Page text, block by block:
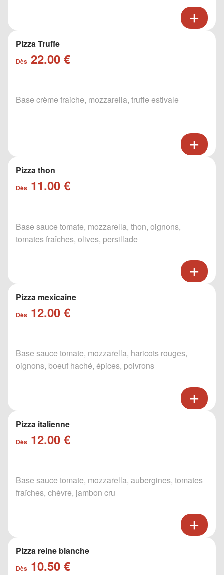
Pizza Truffe
Dès 22.00 €
Base crème fraiche, mozzarella, truffe estivale
Pizza thon
Dès 11.00 €
Base sauce tomate, mozzarella, thon, oignons,
tomates fraîches, olives, persillade
Pizza mexicaine
Dès 12.00 €
Base sauce tomate, mozzarella, haricots rouges,
oignons, boeuf haché, épices, poivrons
Pizza italienne
Dès 12.00 €
Base sauce tomate, mozzarella, aubergines, tomates
fraîches, chèvre, jambon cru
Pizza reine blanche
Dès 10.50 €